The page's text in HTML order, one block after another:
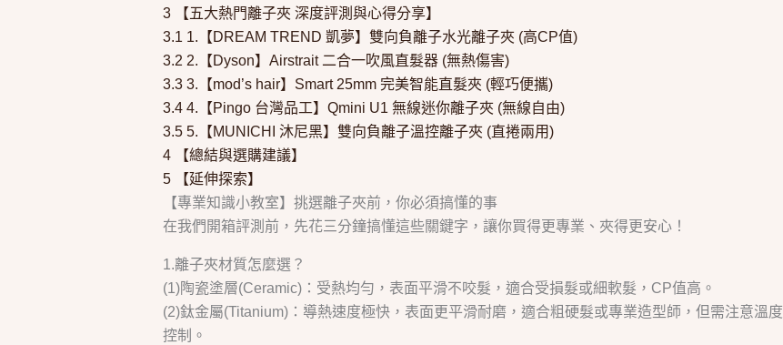
3
【五大熱門離子夾 深度評測與心得分享】
3.1 1.【DREAM TREND 凱夢】雙向負離子水光離子夾 (高CP值)
3.2 2.【Dyson】Airstrait 二合一吹風直髮器 (無熱傷害)
3.3 3.【mod’s hair】Smart 25mm 完美智能直髮夾 (輕巧便攜)
3.4 4.【Pingo 台灣品工】Qmini U1 無線迷你離子夾 (無線自由)
3.5 5.【MUNICHI 沐尼黑】雙向負離子溫控離子夾 (直捲兩用)
4
【總結與選購建議】
5
【延伸探索】
【專業知識小教室】挑選離子夾前，你必須搞懂的事
在我們開箱評測前，先花三分鐘搞懂這些關鍵字，讓你買得更專業、夾得更安心！
1.離子夾材質怎麼選？
(1)陶瓷塗層(Ceramic)：受熱均勻，表面平滑不咬髮，適合受損髮或細軟髮，CP值高。
(2)鈦金屬(Titanium)：導熱速度極快，表面更平滑耐磨，適合粗硬髮或專業造型師，但需注意溫度
控制。